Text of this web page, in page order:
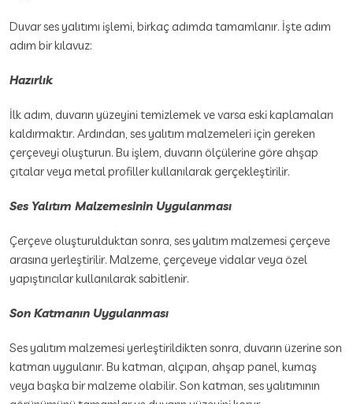
Duvar ses yalıtımı işlemi, birkaç adımda tamamlanır. İşte adım
adım bir kılavuz:
Hazırlık
İlk adım, duvarın yüzeyini temizlemek ve varsa eski kaplamaları
kaldırmaktır. Ardından, ses yalıtım malzemeleri için gereken
çerçeveyi oluşturun. Bu işlem, duvarın ölçülerine göre ahşap
çıtalar veya metal profiller kullanılarak gerçekleştirilir.
Ses Yalıtım Malzemesinin Uygulanması
Çerçeve oluşturulduktan sonra, ses yalıtım malzemesi çerçeve
arasına yerleştirilir. Malzeme, çerçeveye vidalar veya özel
yapıştırıcılar kullanılarak sabitlenir.
Son Katmanın Uygulanması
Ses yalıtım malzemesi yerleştirildikten sonra, duvarın üzerine son
katman uygulanır. Bu katman, alçıpan, ahşap panel, kumaş
veya başka bir malzeme olabilir. Son katman, ses yalıtımının